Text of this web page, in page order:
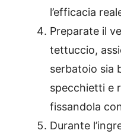
l’efficacia
Preparate il
tettuccio,
serbatoio sia
specchietti e
fissandola
Durante